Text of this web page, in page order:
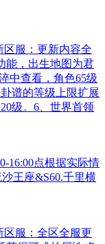
区服：更新内容全
能，出生地图为君
中查看，角色65级
谱的等级上限扩展
级。6、世界首领
16:00点根据实际情
王座&S60.千里横
区服：全区全服更